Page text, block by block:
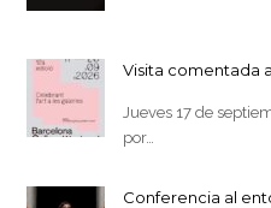
Visita comentada
Jueves 17 de
por…
Conferencia al